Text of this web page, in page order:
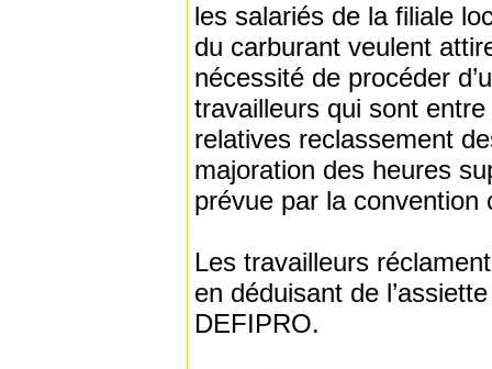
les salariés de la filiale
du carburant veulent
nécessité de procéder
travailleurs qui sont
relatives reclassement
majoration des heures
prévue par la convention
Les travailleurs
en déduisant de
DEFIPRO.